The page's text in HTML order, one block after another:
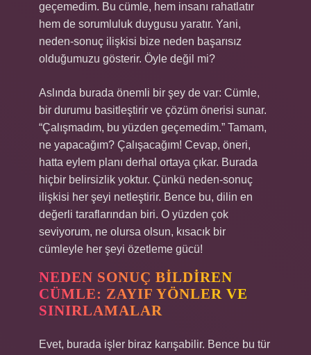
geçemedim. Bu cümle, hem insanı rahatlatır
hem de sorumluluk duygusu yaratır. Yani,
neden-sonuç ilişkisi bize neden başarısız
olduğumuzu gösterir. Öyle değil mi?
Aslında burada önemli bir şey de var: Cümle,
bir durumu basitleştirir ve çözüm önerisi sunar.
“Çalışmadım, bu yüzden geçemedim.” Tamam,
ne yapacağım? Çalışacağım! Cevap, öneri,
hatta eylem planı derhal ortaya çıkar. Burada
hiçbir belirsizlik yoktur. Çünkü neden-sonuç
ilişkisi her şeyi netleştirir. Bence bu, dilin en
değerli taraflarından biri. O yüzden çok
seviyorum, ne olursa olsun, kısacık bir
cümleyle her şeyi özetleme gücü!
NEDEN SONUÇ BILDIREN
CÜMLE: ZAYIF YÖNLER VE
SINIRLAMALAR
Evet, burada işler biraz karışabilir. Bence bu tür